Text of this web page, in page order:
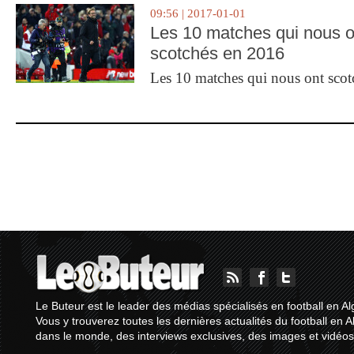
09:56 | 2017-01-01
Les 10 matches qui nous
scotchés en 2016
Les 10 matches qui nous ont
Le Buteur est le leader des médias spécialisés en football en
Vous y trouverez toutes les dernières actualités du football en
dans le monde, des interviews exclusives, des images et